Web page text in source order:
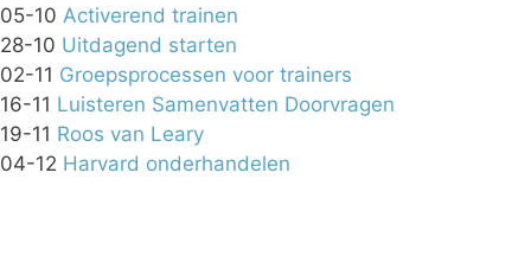
05-10 Activerend trainen
28-10 Uitdagend starten
02-11 Groepsprocessen voor trainers
16-11 Luisteren Samenvatten Doorvragen
19-11 Roos van Leary
04-12 Harvard onderhandelen